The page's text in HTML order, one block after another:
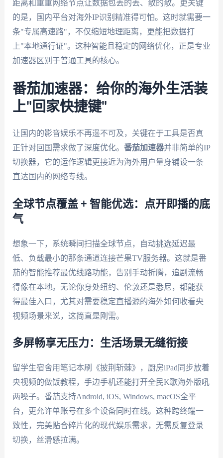
距离和重重网络节点让数据包丢的丢、散的散。更关键
的是，国内平台对海外IP识别精准得可怕。这时就需要一
条"专属高速路"，不仅缩短地理距离，更能把数据打
上"本地通行证"。这种智能且稳定的网络优化，正是专业
加速器区别于普通工具的核心。
番茄加速器：给你的海外生活装
上"回家快捷键"
让国内的影音娱乐不再遥不可及，关键在于工具是否真
正针对回国需求做了深度优化。 番茄加速器并非简单的IP
切换器，它的运作逻辑更接近为海外用户量身铺设一条
直达国内的网络专线。
全球节点覆盖 + 智能优选：点开即播的底
气
想象一下，系统瞬间扫描全球节点，自动挑选延迟最
低、负载最小的那条通道连接芒果TV服务器。这就是番
茄的智能推荐最优线路功能，告别手动折腾，追剧流畅
得像在本地。无论你身处纽约、伦敦还是悉尼，都能获
得最佳入口，尤其对需要稳定直播源的海外如何收看央
视频场景来说，这简直是刚需。
多屏畅享无压力：生活场景无缝衔接
留学生宿舍用笔记本刷《披荆斩棘》，厨房iPad同步放着
央视频的做饭教程，手边手机还能打开全民K歌海外版吼
两嗓子。番茄支持Android, iOS, Windows, macOS全平
台，更允许单账号在多个设备同时在线。这种跨终端一
致性，完美贴合碎片化的现代娱乐需求，无需反复登录
切换，丝滑感拉满。